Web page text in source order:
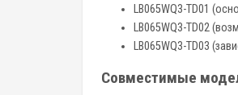
LB065WQ3-TD01
LB065WQ3-TD02
LB065WQ3-TD03
Совместимые